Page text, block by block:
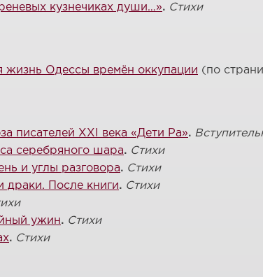
кузнечиках души…». Стихи
жизнь Одессы времён оккупации (по
писателей XXI века «Дети Ра».
серебряного шара. Стихи
и углы разговора. Стихи
драки. После книги. Стихи
ужин. Стихи
. Стихи